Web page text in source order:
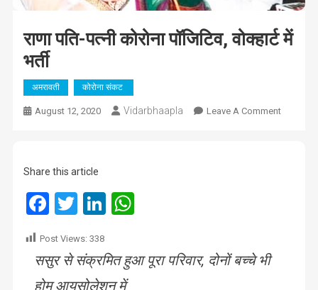
राणा पति-पत्नी कोरोना पॉजिटिव, वोक्हार्ट में
भर्ती
अमरावती कोरोना संकट
August 12, 2020 Vidarbhaapla Leave A CommentOn
Share this article
Facebook
TwitterLinkedIn
WhatsApp
Post Views: 338
ससुर से संक्रमित हुआ पूरा परिवार, दोनों बच्चे भी
होम आयसोलेशन में